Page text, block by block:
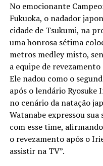
No emocionante
Fukuoka, o nadador
cidade de Tsukumi, na
uma honrosa sétima
metros medley misto,
a equipe de
Ele nadou como o
após o lendário Ryosuke
no cenário da natação
Watanabe expressou
com esse time,
o revezamento após o
assistir na TV”.